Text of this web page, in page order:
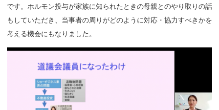
です。ホルモン投与が家族に知られたときの母親とのやり取りの話
もしていただき、当事者の周りがどのように対応・協力すべきかを
考える機会にもなりました。